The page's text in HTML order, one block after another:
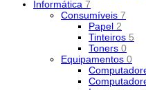
Informática 7
Consumíveis 7
Papel 2
Tinteiros 5
Toners 0
Equipamentos 0